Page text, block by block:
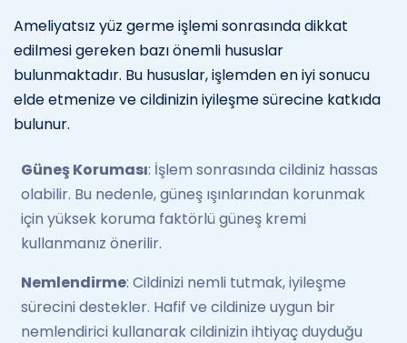
Ameliyatsız yüz germe işlemi sonrasında dikkat
edilmesi gereken bazı önemli hususlar
bulunmaktadır. Bu hususlar, işlemden en iyi sonucu
elde etmenize ve cildinizin iyileşme sürecine katkıda
bulunur.
Güneş Koruması: İşlem sonrasında cildiniz hassas
olabilir. Bu nedenle, güneş ışınlarından korunmak
için yüksek koruma faktörlü güneş kremi
kullanmanız önerilir.
Nemlendirme: Cildinizi nemli tutmak, iyileşme
sürecini destekler. Hafif ve cildinize uygun bir
nemlendirici kullanarak cildinizin ihtiyaç duyduğu